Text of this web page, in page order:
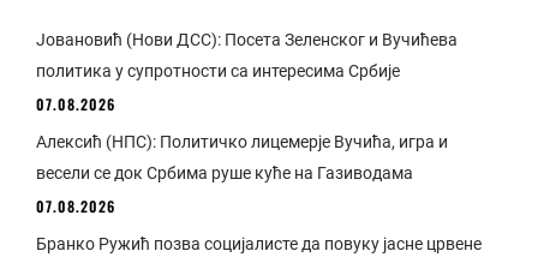
Јовановић (Нови ДСС): Посета Зеленског и Вучићева
политика у супротности са интересима Србије
07.08.2026
Алексић (НПС): Политичко лицемерје Вучића, игра и
весели се док Србима руше куће на Газиводама
07.08.2026
Бранко Ружић позва социјалисте да повуку јасне црвене